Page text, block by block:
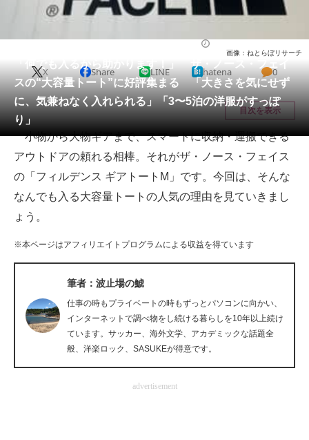
教育・育児
メディア
ITの今と未来を見通す
スマホと通信の最新トレンド
好きが集まる 比べて選べる
AI活用のいまが分かる
企業ITのトレンドを詳説
マーケ×ITの今がよく分かる
「何でも入るから助かります！」 ザ・ノース・フェイ
スの“大容量トート”に好評集まる 「大きさを気にせず
に、気兼ねなく入れられる」「3〜5泊の洋服がすっぽ
り」
画像：ねとらぼリサーチ
X Share LINE hatena 0
目次を表示
小物から大物ギアまで、スマートに収納・運搬できる
アウトドアの頼れる相棒。それがザ・ノース・フェイス
の「フィルデンス ギアトートM」です。今回は、そんな
なんでも入る大容量トートの人気の理由を見ていきまし
ょう。
※本ページはアフィリエイトプログラムによる収益を得ています
筆者：波止場の鯱
仕事の時もプライベートの時もずっとパソコンに向かい、
インターネットで調べ物をし続ける暮らしを10年以上続け
ています。サッカー、海外文学、アカデミックな話題全
般、洋楽ロック、SASUKEが得意です。
advertisement